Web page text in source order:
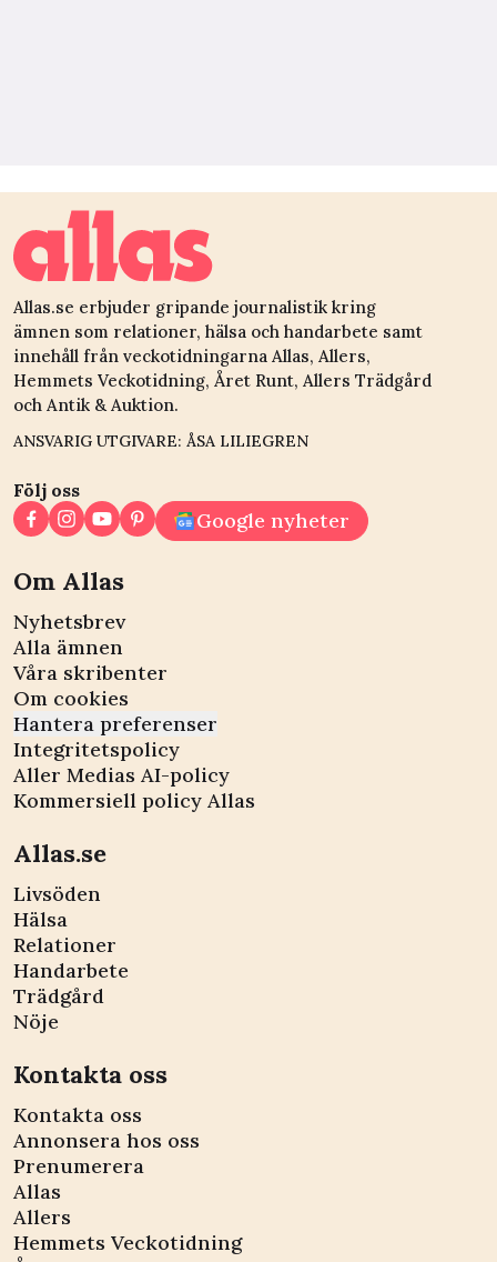
Allas.se erbjuder gripande journalistik kring
ämnen som relationer, hälsa och handarbete samt
innehåll från veckotidningarna Allas, Allers,
Hemmets Veckotidning, Året Runt, Allers Trädgård
och Antik & Auktion.
ANSVARIG UTGIVARE: ÅSA LILIEGREN
Följ oss
Google nyheter
Om Allas
Nyhetsbrev
Alla ämnen
Våra skribenter
Om cookies
Hantera preferenser
Integritetspolicy
Aller Medias AI-policy
Kommersiell policy Allas
Allas.se
Livsöden
Hälsa
Relationer
Handarbete
Trädgård
Nöje
Kontakta oss
Kontakta oss
Annonsera hos oss
Prenumerera
Allas
Allers
Hemmets Veckotidning